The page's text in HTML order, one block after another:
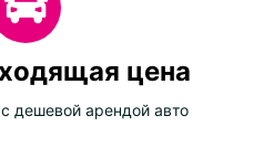
цена
дешевой арендой авто